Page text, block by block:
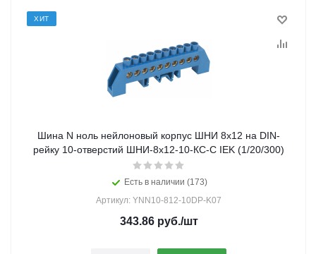
ХИТ
Шина N ноль нейлоновый корпус ШНИ 8х12 на DIN-
рейку 10-отверстий ШНИ-8х12-10-КС-С IEK (1/20/300)
Есть в наличии (173)
Артикул: YNN10-812-10DP-K07
343.86руб./шт